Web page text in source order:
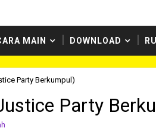
MAIN DOWNLOAD
Party Berkumpul)
Party